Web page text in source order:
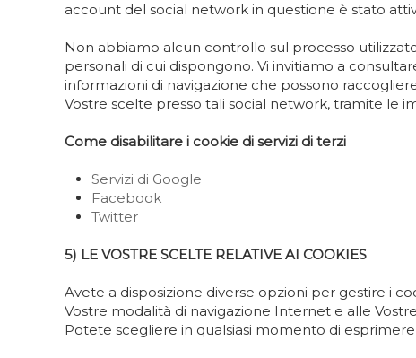
account del social network in questione è stato
Non abbiamo alcun controllo sul processo
personali di cui dispongono. Vi invitiamo a
informazioni di navigazione che possono
Vostre scelte presso tali social network, tramite le
Come disabilitare i cookie di servizi di terzi
Servizi di Google
Facebook
Twitter
5) LE VOSTRE SCELTE RELATIVE AI COOKIES
Avete a disposizione diverse opzioni per gestire i
Vostre modalità di navigazione Internet e alle
Potete scegliere in qualsiasi momento di